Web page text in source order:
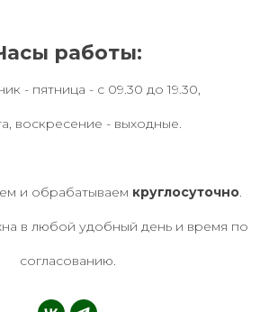
работы:
- пятница - с 09.30 до 19.30,
воскресение - выходные.
и обрабатываем круглосуточно.
в любой удобный день и время по
согласованию.